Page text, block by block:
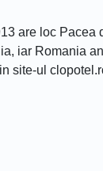
are loc
iar Romania
site-ul